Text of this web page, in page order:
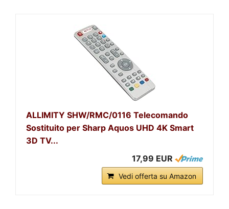
ALLIMITY SHW/RMC/0116 Telecomando
Sostituito per Sharp Aquos UHD 4K Smart
3D TV...
17,99 EUR
Vedi offerta su Amazon